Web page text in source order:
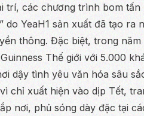
trí, các chương trình bom tấn
do YeaH1 sản xuất đã tạo ra
thông. Đặc biệt, trong năm
Thế giới với 5.000
dậy tình yêu văn hóa sâu
chỉ xuất hiện vào dịp Tết,
nơi, phủ sóng dày đặc tại